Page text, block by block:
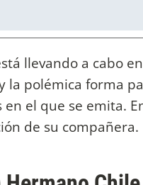
llevando a cabo
la polémica forma
el que se emita.
de su compañera.